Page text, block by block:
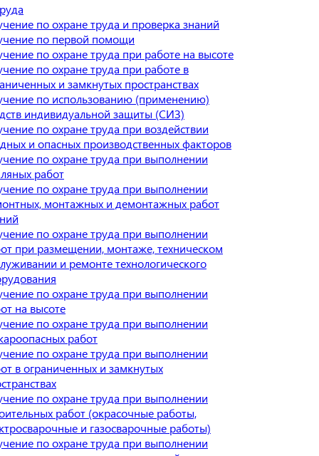
по охране труда и проверка знаний
по первой помощи
по охране труда при работе на высоте
по охране труда при работе в
и замкнутых пространствах
по использованию (применению)
индивидуальной защиты (СИЗ)
по охране труда при воздействии
и опасных производственных факторов
по охране труда при выполнении
работ
по охране труда при выполнении
монтажных и демонтажных работ
по охране труда при выполнении
при размещении, монтаже, техническом
и ремонте технологического
по охране труда при выполнении
на высоте
по охране труда при выполнении
работ
по охране труда при выполнении
в ограниченных и замкнутых
по охране труда при выполнении
работ (окрасочные работы,
и газосварочные работы)
по охране труда при выполнении